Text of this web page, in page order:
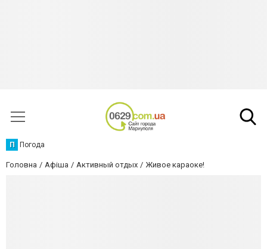
П Погода
Головна Афіша Активный отдых Живое караоке!